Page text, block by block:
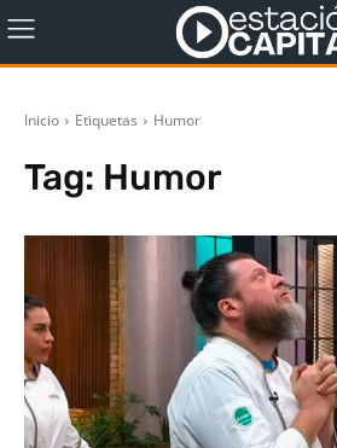
Inicio Etiquetas Humor
Tag: Humor